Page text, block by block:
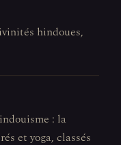
hindoues,
: la
et yoga, classés